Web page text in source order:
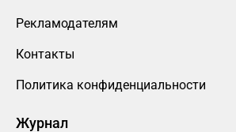
Рекламодателям
Контакты
Политика конфиденциальности
Журнал